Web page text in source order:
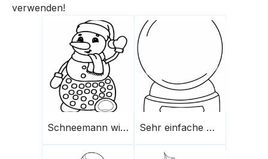
verwenden!
Schneemann winkt Sehr einfache Schneekugel